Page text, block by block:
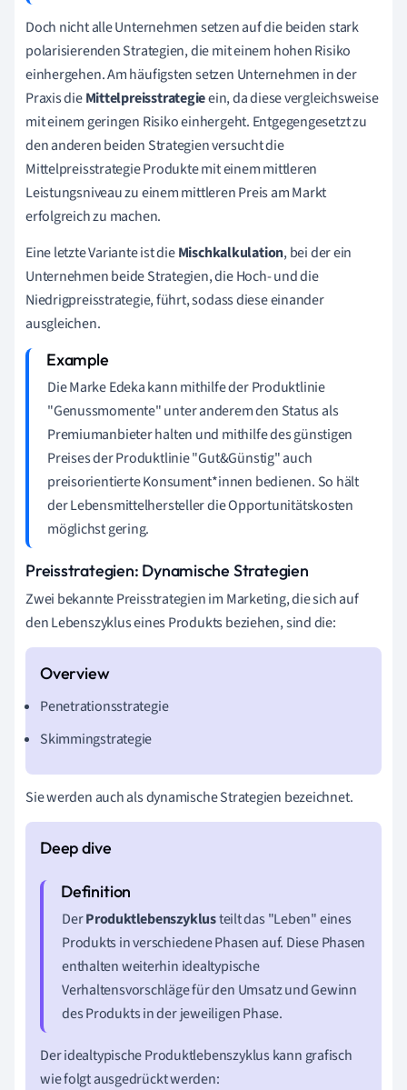
Doch nicht alle Unternehmen setzen auf die beiden stark
polarisierenden Strategien, die mit einem hohen Risiko
einhergehen. Am häufigsten setzen Unternehmen in der
Praxis dieMittelpreisstrategieein, da diese vergleichsweise
mit einem geringen Risiko einhergeht. Entgegengesetzt zu
den anderen beiden Strategien versucht die
Mittelpreisstrategie Produkte mit einem mittleren
Leistungsniveau zu einem mittleren Preis am Markt
erfolgreich zu machen.
Eine letzte Variante ist dieMischkalkulation, bei der ein
Unternehmen beide Strategien, die Hoch- und die
Niedrigpreisstrategie, führt, sodass diese einander
ausgleichen.
Die Marke Edeka kann mithilfe der Produktlinie
"Genussmomente" unter anderem den Status als
Premiumanbieter halten und mithilfe des günstigen
Preises der Produktlinie "Gut&Günstig" auch
preisorientierte Konsument*innen bedienen. So hält
der Lebensmittelhersteller die Opportunitätskosten
möglichst gering.
Preisstrategien: Dynamische Strategien
Zwei bekannte Preisstrategien im Marketing, die sich auf
den Lebenszyklus eines Produkts beziehen, sind die:
Penetrationsstrategie
Skimmingstrategie
Sie werden auch als dynamische Strategien bezeichnet.
DerProduktlebenszyklusteilt das "Leben" eines
Produkts in verschiedene Phasen auf. Diese Phasen
enthalten weiterhin idealtypische
Verhaltensvorschläge für den Umsatz und Gewinn
des Produkts in der jeweiligen Phase.
Der idealtypische Produktlebenszyklus kann grafisch
wie folgt ausgedrückt werden: